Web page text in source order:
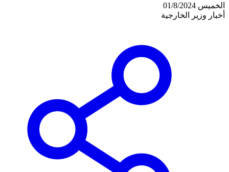
الخميس 01/8/2024
أخبار وزير الخارجية